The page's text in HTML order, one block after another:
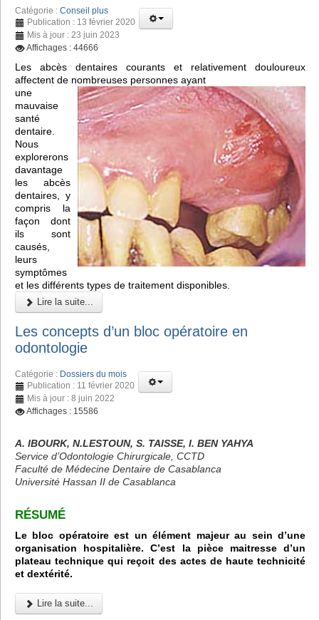
Catégorie : Conseil plus
Publication : 13 février 2020
Mis à jour : 23 juin 2023
Affichages : 44666
Les abcès dentaires courants et relativement douloureux
affectent de nombreuses personnes ayant
une
mauvaise
santé
dentaire.
Nous
explorerons
davantage
les abcès
dentaires, y
compris la
façon dont
ils sont
causés,
leurs
symptômes
et les différents types de traitement disponibles.
Lire la suite...
Les concepts d’un bloc opératoire en
odontologie
Catégorie : Dossiers du mois
Publication : 11 février 2020
Mis à jour : 8 juin 2022
Affichages : 15586
A. IBOURK, N.LESTOUN, S. TAISSE, I. BEN YAHYA
Service d’Odontologie Chirurgicale, CCTD
Faculté de Médecine Dentaire de Casablanca
Université Hassan II de Casablanca
RÉSUMÉ
Le bloc opératoire est un élément majeur au sein d’une
organisation hospitalière. C’est la pièce maitresse d’un
plateau technique qui reçoit des actes de haute technicité
et dextérité.
Lire la suite...